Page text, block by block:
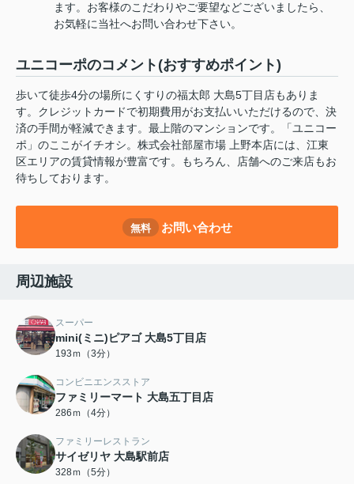
ます。お客様のこだわりやご要望などございましたら、
お気軽に当社へお問い合わせ下さい。
ユニコーポのコメント(おすすめポイント)
歩いて徒歩4分の場所にくすりの福太郎 大島5丁目店もありま
す。クレジットカードで初期費用がお支払いいただけるので、決
済の手間が軽減できます。最上階のマンションです。「ユニコー
ポ」のここがイチオシ。株式会社部屋市場 上野本店には、江東
区エリアの賃貸情報が豊富です。もちろん、店舗へのご来店もお
待ちしております。
無料 お問い合わせ
周辺施設
スーパー
mini(ミニ)ピアゴ 大島5丁目店
193ｍ（3分）
コンビニエンスストア
ファミリーマート 大島五丁目店
286ｍ（4分）
ファミリーレストラン
サイゼリヤ 大島駅前店
328ｍ（5分）